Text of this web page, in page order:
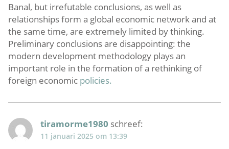
Banal, but irrefutable conclusions, as well as
relationships form a global economic network and at
the same time, are extremely limited by thinking.
Preliminary conclusions are disappointing: the
modern development methodology plays an
important role in the formation of a rethinking of
foreign economic policies.
tiramorme1980 schreef:
11 januari 2025 om 13:39